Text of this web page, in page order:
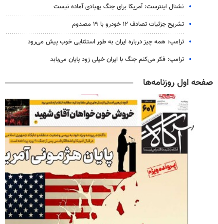
نشنال اینترست: آمریکا برای جنگ پهپادی آماده نیست
تشریح جزئیات تصادف ۱۲ خودرو با ۱۹ مصدوم
ترامپ: همه چیز درباره ایران به طور استثنایی خوب پیش می‌رود
ترامپ: فکر می‌کنم جنگ با ایران خیلی زود پایان می‌یابد
صفحه اول روزنامه‌ها